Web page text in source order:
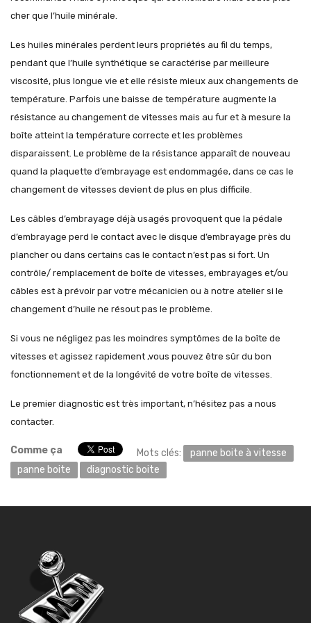
cher que l’huile minérale.
Les huiles minérales perdent leurs propriétés au fil du temps,
pendant que l’huile synthétique se caractérise par meilleure
viscosité, plus longue vie et elle résiste mieux aux changements de
température. Parfois une baisse de température augmente la
résistance au changement de vitesses mais au fur et à mesure la
boîte atteint la température correcte et les problèmes
disparaissent. Le problème de la résistance apparaît de nouveau
quand la plaquette d’embrayage est endommagée, dans ce cas le
changement de vitesses devient de plus en plus difficile.
Les câbles d’embrayage déjà usagés provoquent que la pédale
d’embrayage perd le contact avec le disque d’embrayage près du
plancher ou dans certains cas le contact n’est pas si fort. Un
contrôle/ remplacement de boîte de vitesses, embrayages et/ou
câbles est à prévoir par votre mécanicien ou à notre atelier si le
changement d’huile ne résout pas le problème.
Si vous ne négligez pas les moindres symptômes de la boîte de
vitesses et agissez rapidement ,vous pouvez être sûr du bon
fonctionnement et de la longévité de votre boîte de vitesses.
Le premier diagnostic est très important, n’hésitez pas a nous
contacter.
Comme ça Mots clés:
panne boite à vitesse
panne boite
diagnostic boite